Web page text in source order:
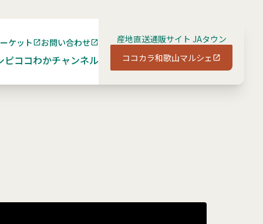
ケット お問い合わせ
ピココわかチャンネル
産地直送通販サイト JAタウン
ココカラ和歌山マルシェ